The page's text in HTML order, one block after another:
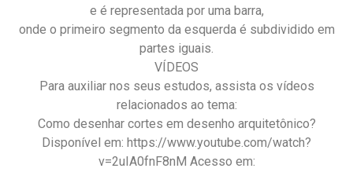
e é representada por uma barra,
onde o primeiro segmento da esquerda é subdividido em
partes iguais.
VÍDEOS
Para auxiliar nos seus estudos, assista os vídeos
relacionados ao tema:
Como desenhar cortes em desenho arquitetônico?
Disponível em: https://www.youtube.com/watch?
v=2uIA0fnF8nM Acesso em: